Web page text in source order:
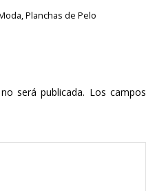
,Planchas de Pelo
será publicada. Los campos